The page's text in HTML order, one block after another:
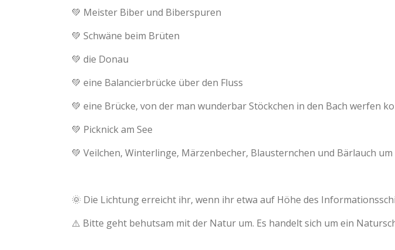
💚 Meister Biber und Biberspuren
💚 Schwäne beim Brüten
💚 die Donau
💚 eine Balancierbrücke über den Fluss
💚 eine Brücke, von der man wunderbar Stöckchen in den Bach werfen
💚 Picknick am See
💚 Veilchen, Winterlinge, Märzenbecher, Blausternchen und Bärlauch
🌞 Die Lichtung erreicht ihr, wenn ihr etwa auf Höhe des
⚠️ Bitte geht behutsam mit der Natur um. Es handelt sich um ein